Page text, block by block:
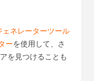
ネレーターツール
ーを使用して、さ
を見つけることも